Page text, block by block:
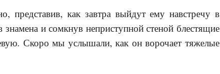
представив, как завтра выйдут ему навстречу в
и сомкнув неприступной стеной блестящие
Скоро мы услышали, как он ворочает тяжелые